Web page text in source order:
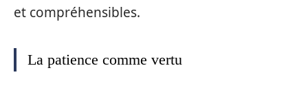
et compréhensibles.
La patience comme vertu